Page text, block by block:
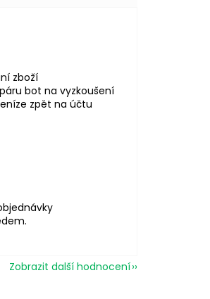
je 5 z 5 hvězdiček.
zboží
bot na vyzkoušení
zpět na účtu
je 5 z 5 hvězdiček.
Zobrazit další hodnocení